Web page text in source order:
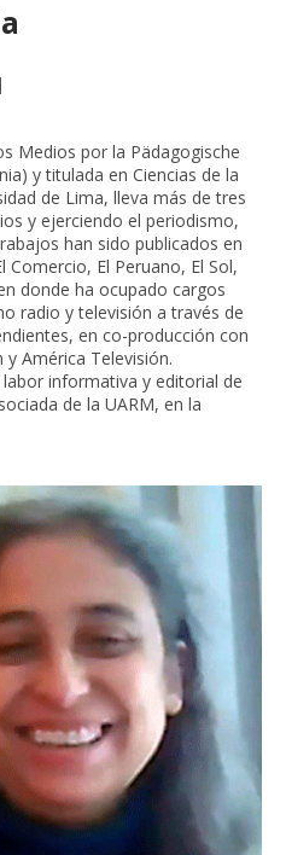
Medios por la Pädagogische
y titulada en Ciencias de la
de Lima, lleva más de tres
y ejerciendo el periodismo,
han sido publicados en
El Peruano, El Sol,
donde ha ocupado cargos
radio y televisión a través de
en co-producción con
América Televisión.
informativa y editorial de
de la UARM, en la